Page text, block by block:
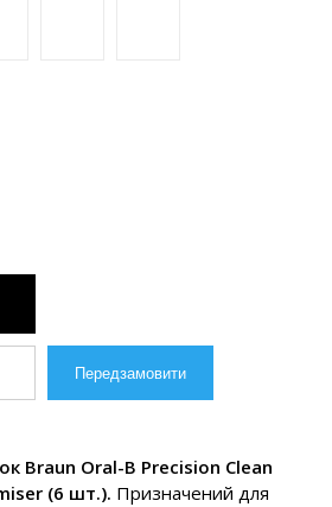
Braun Oral-B Precision Clean
(6 шт.). Призначений для